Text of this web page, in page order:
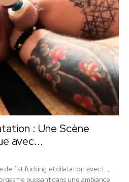
: Une Scène
avec...
de fist fucking et dilatation avec L.,
puissant dans une ambiance